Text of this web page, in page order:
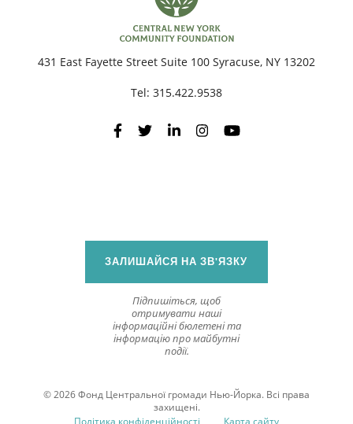
431 East Fayette Street Suite 100 Syracuse, NY 13202
Tel: 315.422.9538
ЗАЛИШАЙСЯ НА ЗВ'ЯЗКУ
Підпишіться, щоб
отримувати наші
інформаційні бюлетені та
інформацію про майбутні
події.
© 2026 Фонд Центральної громади Нью-Йорка. Всі права
захищені.
Політика конфіденційності
Карта сайту